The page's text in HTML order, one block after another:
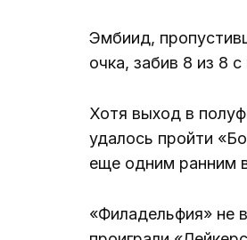
Эмбиид,
очка, забив 8 из 8
Хотя выход в
удалось пройти
еще одним ранним
«Филадельфия» не